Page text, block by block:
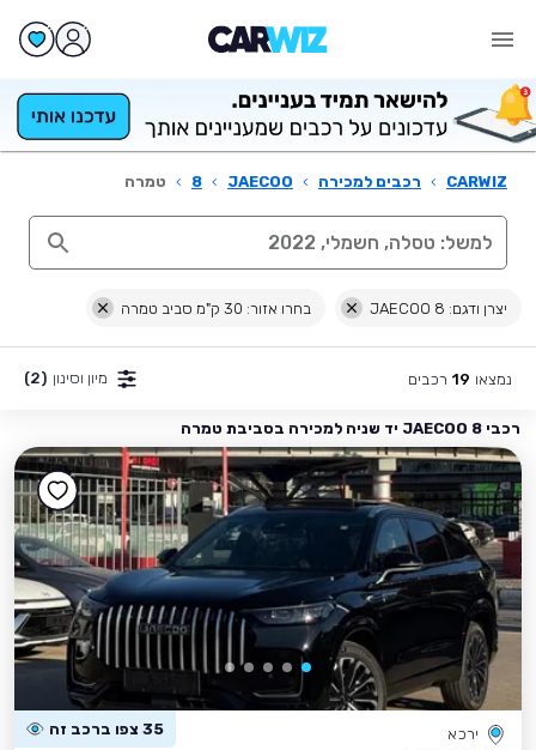
CARWIZ
› רכבים למכירה ›
JAECOO
›
8
› טמרה
יצרן ודגם: JAECOO 8 בחרו אזור: 30 ק"מ סביב טמרה
נמצאו 19 רכבים מיון וסינון (2)
רכבי JAECOO 8 יד שניה למכירה בסביבת טמרה
ירכא 35 צפו ברכב זה